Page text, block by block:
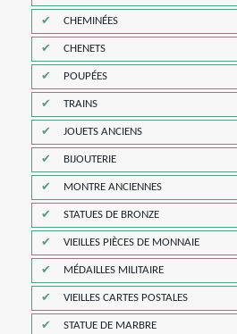
CHEMINÉES
CHENETS
POUPÉES
TRAINS
JOUETS ANCIENS
BIJOUTERIE
MONTRE ANCIENNES
STATUES DE BRONZE
VIEILLES PIÈCES DE MONNAIE
MÉDAILLES MILITAIRE
VIEILLES CARTES POSTALES
STATUE DE MARBRE